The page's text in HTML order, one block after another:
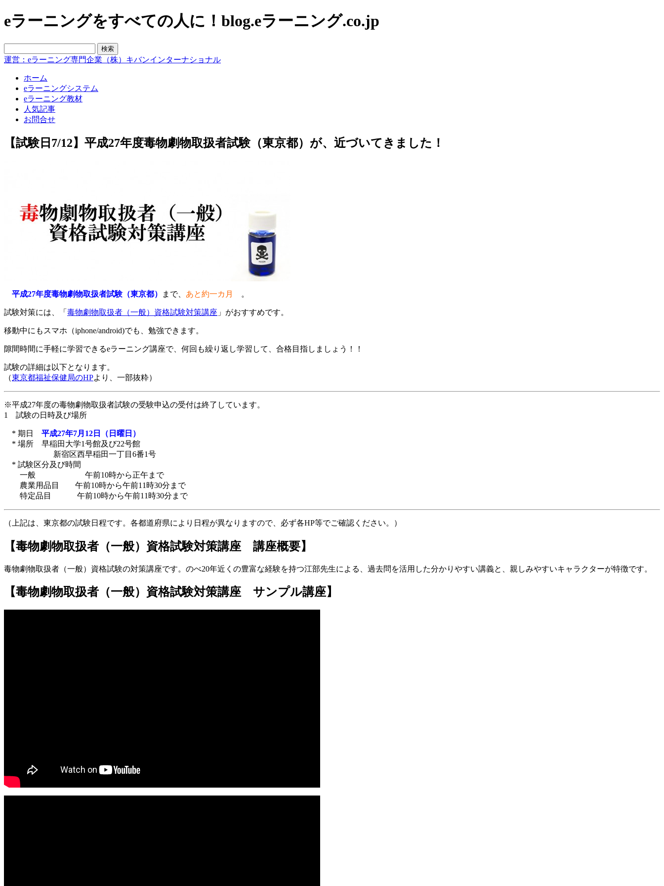
eラーニングをすべての人に！blog.eラーニング.co.jp
運営：eラーニング専門企業（株）キバンインターナショナル
ホーム
eラーニングシステム
eラーニング教材
人気記事
お問合せ
【試験日7/12】平成27年度毒物劇物取扱者試験（東京都）が、近づいてきました！
平成27年度毒物劇物取扱者試験（東京都） まで、 あと約一カ月 。
試験対策には、「 毒物劇物取扱者（一般）資格試験対策講座 」がおすすめです。
移動中にもスマホ（iphone/android)でも、勉強できます。
隙間時間に手軽に学習できるeラーニング講座で、何回も繰り返し学習して、合格目指しましょう！！
試験の詳細は以下となります。
（東京都福祉保健局のHPより、一部抜粋）
※平成27年度の毒物劇物取扱者試験の受験申込の受付は終了しています。
1 試験の日時及び場所
* 期日 平成27年7月12日（日曜日）
* 場所 早稲田大学1号館及び22号館
新宿区西早稲田一丁目6番1号
* 試験区分及び時間
一般 午前10時から正午まで
農業用品目 午前10時から午前11時30分まで
特定品目 午前10時から午前11時30分まで
（上記は、東京都の試験日程です。各都道府県により日程が異なりますので、必ず各HP等でご確認ください。）
【毒物劇物取扱者（一般）資格試験対策講座 講座概要】
毒物劇物取扱者（一般）資格試験の対策講座です。のべ20年近くの豊富な経験を持つ江部先生による、過去問を活用した分かりやすい講義と、親しみやすいキャラクターが特徴です。
【毒物劇物取扱者（一般）資格試験対策講座 サンプル講座】